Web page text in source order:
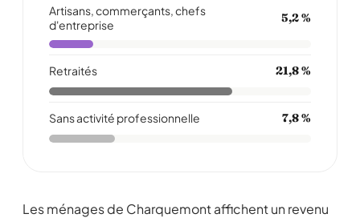
Artisans, commerçants, chefs
d'entreprise
5,2 %
Retraités 21,8 %
Sans activité professionnelle 7,8 %
Les ménages de Charquemont affichent un revenu